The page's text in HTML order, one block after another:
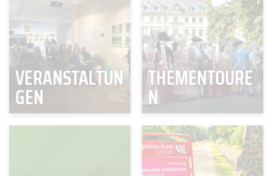
VERANSTALTUN
GEN
THEMENTOURE
N